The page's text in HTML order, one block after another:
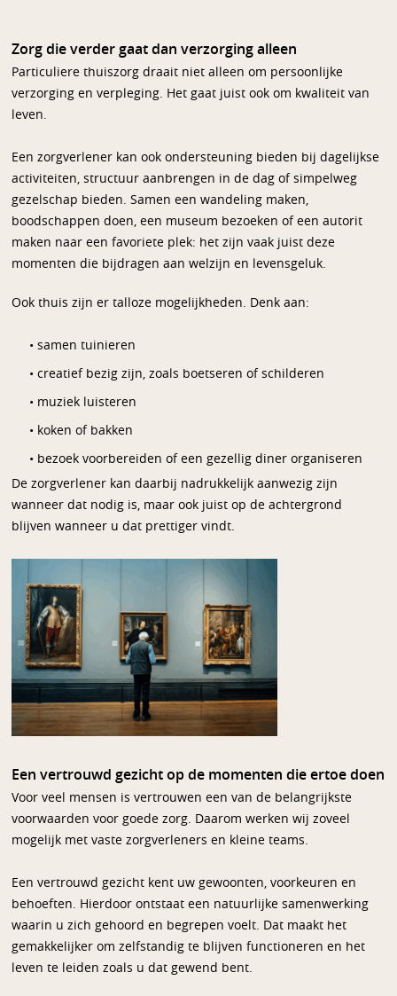
Zorg die verder gaat dan verzorging alleen
Particuliere thuiszorg draait niet alleen om persoonlijke
verzorging en verpleging. Het gaat juist ook om kwaliteit van
leven.
Een zorgverlener kan ook ondersteuning bieden bij dagelijkse
activiteiten, structuur aanbrengen in de dag of simpelweg
gezelschap bieden. Samen een wandeling maken,
boodschappen doen, een museum bezoeken of een autorit
maken naar een favoriete plek: het zijn vaak juist deze
momenten die bijdragen aan welzijn en levensgeluk.
Ook thuis zijn er talloze mogelijkheden. Denk aan:
• samen tuinieren
• creatief bezig zijn, zoals boetseren of schilderen
• muziek luisteren
• koken of bakken
• bezoek voorbereiden of een gezellig diner organiseren
De zorgverlener kan daarbij nadrukkelijk aanwezig zijn
wanneer dat nodig is, maar ook juist op de achtergrond
blijven wanneer u dat prettiger vindt.
Een vertrouwd gezicht op de momenten die ertoe doen
Voor veel mensen is vertrouwen een van de belangrijkste
voorwaarden voor goede zorg. Daarom werken wij zoveel
mogelijk met vaste zorgverleners en kleine teams.
Een vertrouwd gezicht kent uw gewoonten, voorkeuren en
behoeften. Hierdoor ontstaat een natuurlijke samenwerking
waarin u zich gehoord en begrepen voelt. Dat maakt het
gemakkelijker om zelfstandig te blijven functioneren en het
leven te leiden zoals u dat gewend bent.